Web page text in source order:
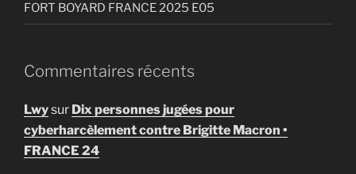
FORT BOYARD FRANCE 2025 E05
Commentaires récents
Lwysur Dix personnes jugées pour
cyberharcèlement contre Brigitte Macron •
FRANCE 24